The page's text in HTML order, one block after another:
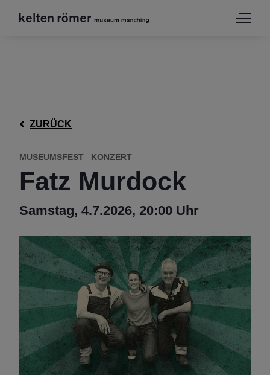
ZURÜCK
MUSEUMSFEST KONZERT
Fatz Murdock
Samstag, 4.7.2026, 20:00 Uhr